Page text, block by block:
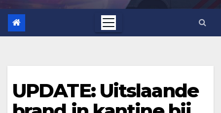
UPDATE: Uitslaande